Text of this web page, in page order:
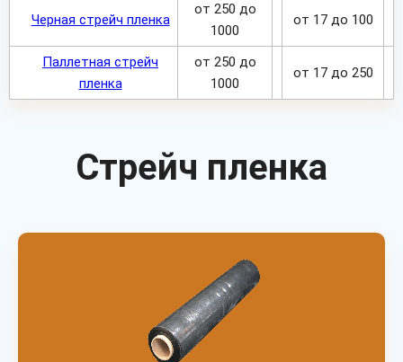
Черная стрейч пленка
от 250 до
1000
от 17 до 100
Паллетная стрейч
пленка
от 250 до
1000
от 17 до 250
Стрейч пленка